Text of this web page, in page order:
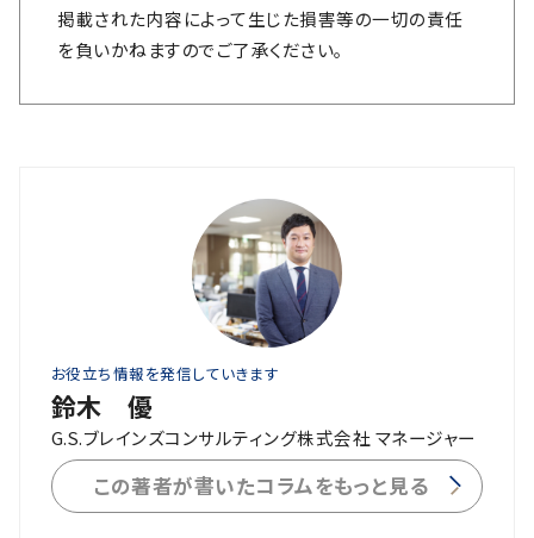
掲載された内容によって生じた損害等の一切の責任
を負いかねますのでご了承ください。
お役立ち情報を発信していきます
鈴木 優
G.S.ブレインズコンサルティング株式会社 マネージャー
この著者が書いたコラムをもっと見る